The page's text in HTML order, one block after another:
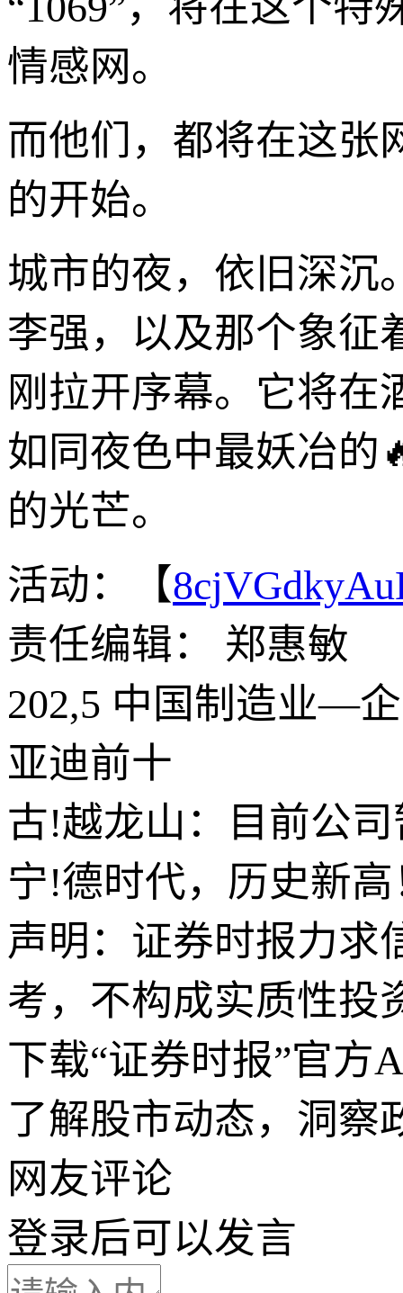
情感网。
而他们，都将在这张
的开始。
城市的夜，依旧深沉
李强，以及那个象征
刚拉开序幕。它将在
如同夜色中最妖冶的
的光芒。
活动：【
责任编辑： 郑惠敏
202,5 中国制造业—
亚迪前十
古!越龙山：目前公
宁!德时代，历史新
声明：证券时报力求
考，不构成实质性投
下载“证券时报”官方
了解股市动态，洞察
网友评论
登录后可以发言